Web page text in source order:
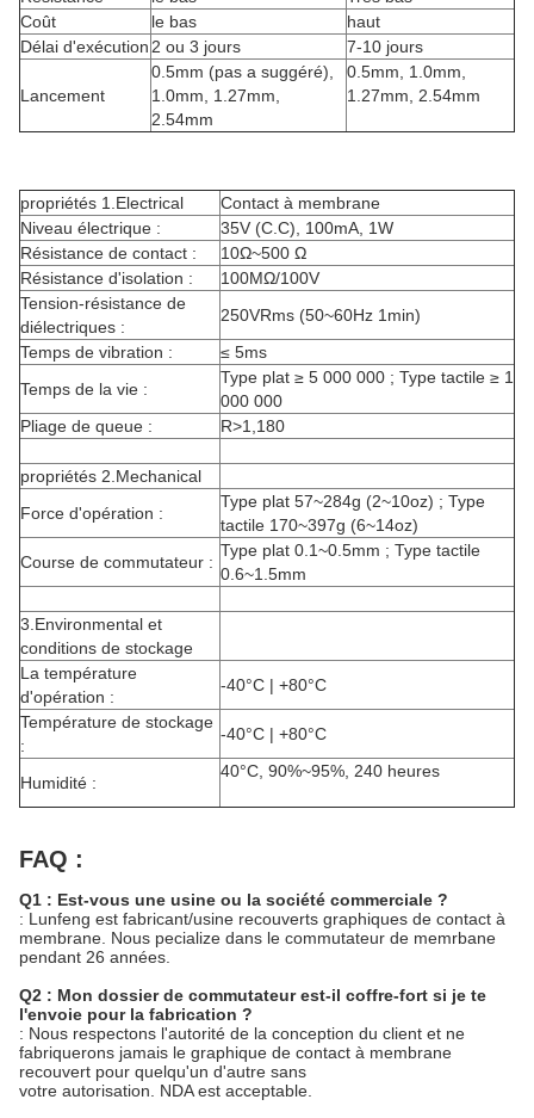
Coût
le bas
haut
Délai d'exécution 2 ou 3 jours 7-10 jours
Lancement
0.5mm (pas a suggéré),
1.0mm, 1.27mm,
2.54mm
0.5mm, 1.0mm,
1.27mm, 2.54mm
propriétés 1.Electrical
Contact à membrane
Niveau électrique :
35V (C.C), 100mA, 1W
Résistance de contact :
10Ω~500 Ω
Résistance d'isolation :
100MΩ/100V
Tension-résistance de
diélectriques :
250VRms (50~60Hz 1min)
Temps de vibration :
≤ 5ms
Temps de la vie :
Type plat ≥ 5 000 000 ; Type tactile ≥ 1
000 000
Pliage de queue :
R>1,180
propriétés 2.Mechanical
Force d'opération :
Type plat 57~284g (2~10oz) ; Type
tactile 170~397g (6~14oz)
Course de commutateur :
Type plat 0.1~0.5mm ; Type tactile
0.6~1.5mm
3.Environmental et
conditions de stockage
La température
d'opération :
-40°C | +80°C
Température de stockage
:
-40°C | +80°C
Humidité :
40°C, 90%~95%, 240 heures
FAQ :
Q1 : Est-vous une usine ou la société commerciale ?
: Lunfeng est fabricant/usine recouverts graphiques de contact à
membrane. Nous pecialize dans le commutateur de memrbane
pendant 26 années.
Q2 : Mon dossier de commutateur est-il coffre-fort si je te
l'envoie pour la fabrication ?
: Nous respectons l'autorité de la conception du client et ne
fabriquerons jamais le graphique de contact à membrane
recouvert pour quelqu'un d'autre sans
votre autorisation. NDA est acceptable.